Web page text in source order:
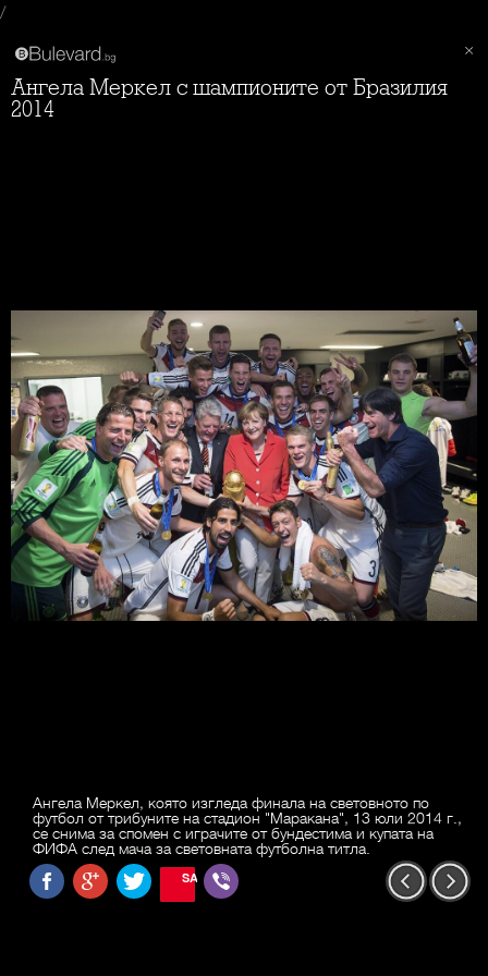
/
Ангела Меркел с шампионите от Бразилия
2014
Ангела Меркел, която изгледа финала на световното по
футбол от трибуните на стадион "Маракана", 13 юли 2014 г.,
се снима за спомен с играчите от бундестима и купата на
ФИФА след мача за световната футболна титла.
SAVE